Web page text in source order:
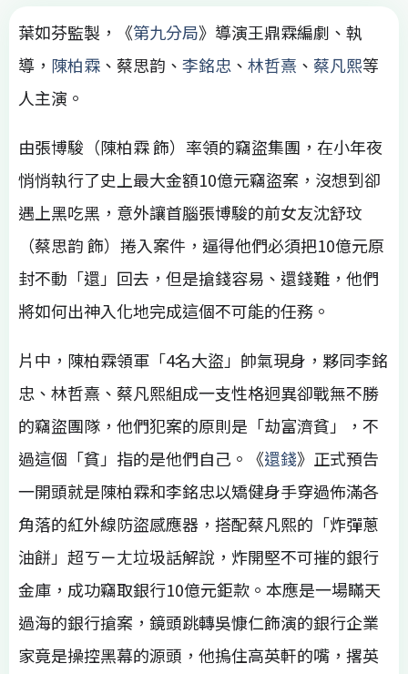
葉如芬監製，《第九分局》導演王鼎霖編劇、執
導， 陳柏霖 、蔡思韵、 李銘忠 、 林哲熹 、 蔡凡熙等
人主演。
由張博駿（陳柏霖 飾）率領的竊盜集團，在小年夜
悄悄執行了史上最大金額10億元竊盜案，沒想到卻
遇上黑吃黑，意外讓首腦張博駿的前女友沈舒玟
（蔡思韵 飾）捲入案件，逼得他們必須把10億元原
封不動「還」回去，但是搶錢容易、還錢難，他們
將如何出神入化地完成這個不可能的任務。
片中，陳柏霖領軍「4名大盜」帥氣現身，夥同李銘
忠、林哲熹、蔡凡熙組成一支性格迥異卻戰無不勝
的竊盜團隊，他們犯案的原則是「劫富濟貧」，不
過這個「貧」指的是他們自己。《還錢》正式預告
一開頭就是陳柏霖和李銘忠以矯健身手穿過佈滿各
角落的紅外線防盜感應器，搭配蔡凡熙的「炸彈蔥
油餅」超ㄎㄧㄤ垃圾話解說，炸開堅不可摧的銀行
金庫，成功竊取銀行10億元鉅款。本應是一場瞞天
過海的銀行搶案，鏡頭跳轉吳慷仁飾演的銀行企業
家竟是操控黑幕的源頭，他摀住高英軒的嘴，撂英